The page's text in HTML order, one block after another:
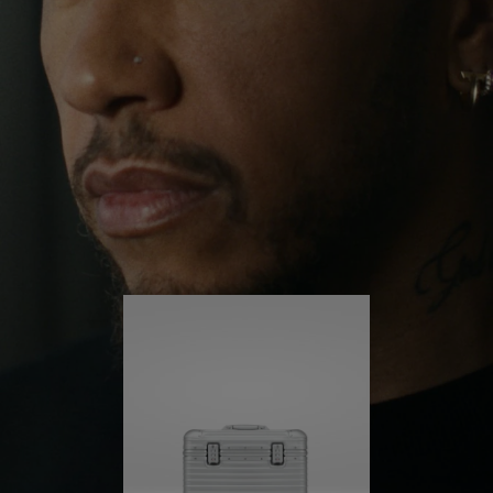
SIE,
UM
ES
ABZUSPIELEN.
AUFHEBEN
DER
STUMMSCHALTUNG
herausgeführt. Getrieben von seiner Lust auf neue
Erfahrungen in der Welt hört er nicht auf, sich
selbst herauszufordern und immer weiter zu lernen.
Sein RIMOWA Pilot ist immer an seiner Seite – und
jede Spur auf ihm erzählt die Geschichte eines
anderen Ortes und davon, was er dort erlebt hat.